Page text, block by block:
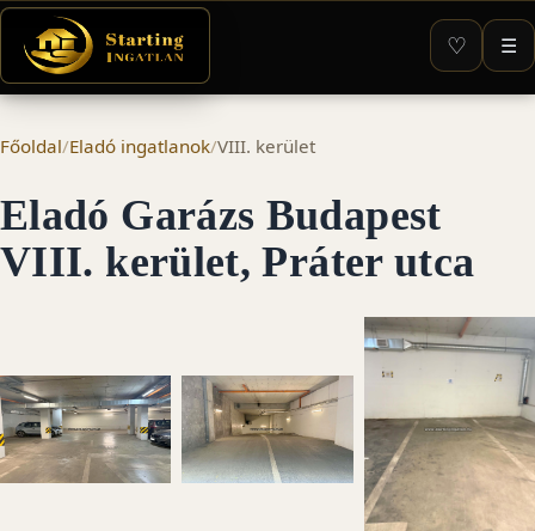
♡ ☰
Főoldal/Eladó ingatlanok/VIII. kerület
Eladó Garázs Budapest
VIII. kerület, Práter utca